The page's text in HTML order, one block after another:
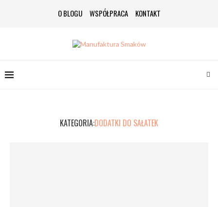
O BLOGU WSPÓŁPRACA KONTAKT
KATEGORIA:DODATKI DO SAŁATEK